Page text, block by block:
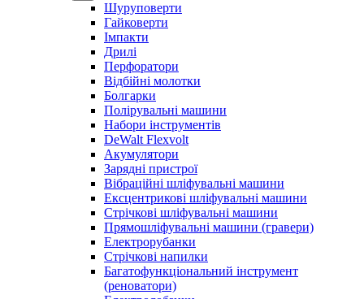
Шуруповерти
Гайковерти
Імпакти
Дрилі
Перфоратори
Відбійні молотки
Болгарки
Полірувальні машини
Набори інструментів
DeWalt Flexvolt
Акумулятори
Зарядні пристрої
Вібраційні шліфувальні машини
Ексцентрикові шліфувальні машини
Стрічкові шліфувальні машини
Прямошліфувальні машини (гравери)
Електрорубанки
Стрічкові напилки
Багатофункціональний інструмент
(реноватори)